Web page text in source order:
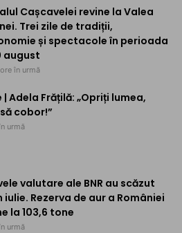
Cașcavelei revine la Valea
Trei zile de tradiții,
și spectacole în perioada
august
în urmă
| Adela Frățilă: „Opriți lumea,
cobor!”
urmă
valutare ale BNR au scăzut
iulie. Rezerva de aur a României
la 103,6 tone
urmă